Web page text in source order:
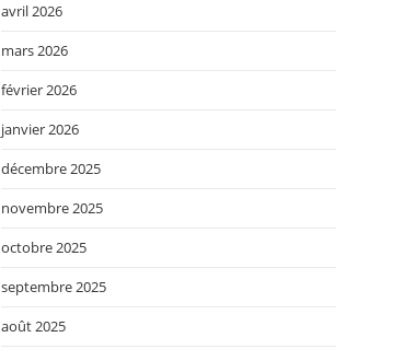
avril 2026
mars 2026
février 2026
janvier 2026
décembre 2025
novembre 2025
octobre 2025
septembre 2025
août 2025